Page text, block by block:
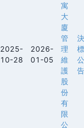
2025-
10-28
2026-
01-05
寓
大
廈
管
理
維
護
股
份
有
限
公
決
標
公
告